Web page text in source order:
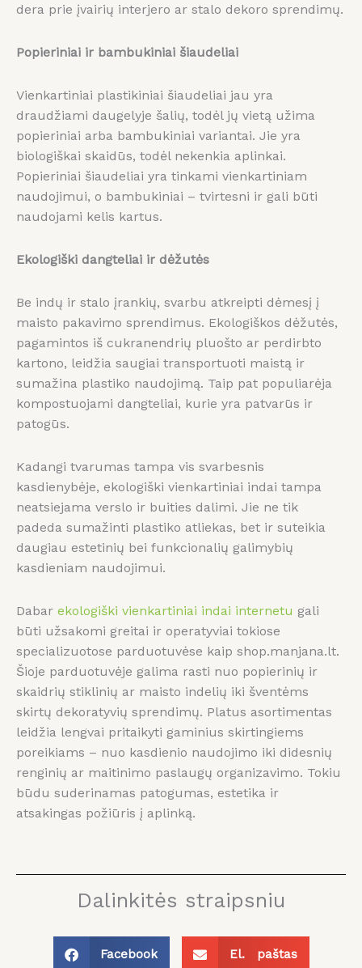
dera prie įvairių interjero ar stalo dekoro sprendimų.
Popieriniai ir bambukiniai šiaudeliai
Vienkartiniai plastikiniai šiaudeliai jau yra
draudžiami daugelyje šalių, todėl jų vietą užima
popieriniai arba bambukiniai variantai. Jie yra
biologiškai skaidūs, todėl nekenkia aplinkai.
Popieriniai šiaudeliai yra tinkami vienkartiniam
naudojimui, o bambukiniai – tvirtesni ir gali būti
naudojami kelis kartus.
Ekologiški dangteliai ir dėžutės
Be indų ir stalo įrankių, svarbu atkreipti dėmesį į
maisto pakavimo sprendimus. Ekologiškos dėžutės,
pagamintos iš cukranendrių pluošto ar perdirbto
kartono, leidžia saugiai transportuoti maistą ir
sumažina plastiko naudojimą. Taip pat populiarėja
kompostuojami dangteliai, kurie yra patvarūs ir
patogūs.
Kadangi tvarumas tampa vis svarbesnis
kasdienybėje, ekologiški vienkartiniai indai tampa
neatsiejama verslo ir buities dalimi. Jie ne tik
padeda sumažinti plastiko atliekas, bet ir suteikia
daugiau estetinių bei funkcionalių galimybių
kasdieniam naudojimui.
Dabar ekologiški vienkartiniai indai internetu gali
būti užsakomi greitai ir operatyviai tokiose
specializuotose parduotuvėse kaip shop.manjana.lt.
Šioje parduotuvėje galima rasti nuo popierinių ir
skaidrių stiklinių ar maisto indelių iki šventėms
skirtų dekoratyvių sprendimų. Platus asortimentas
leidžia lengvai pritaikyti gaminius skirtingiems
poreikiams – nuo kasdienio naudojimo iki didesnių
renginių ar maitinimo paslaugų organizavimo. Tokiu
būdu suderinamas patogumas, estetika ir
atsakingas požiūris į aplinką.
Dalinkitės straipsniu
Facebook El. paštas